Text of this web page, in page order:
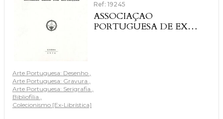
Ref: 19245
ASSOCIAÇAO
PORTUGUESA DE EX
Arte Portuguesa: Desenho
Arte Portuguesa: Gravura
Arte Portuguesa: Serigrafia
Bibliofilia
Colecionismo [Ex-Librística]